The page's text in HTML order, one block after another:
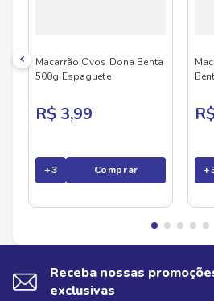
Macarrão Ovos Dona Benta
500g Espaguete
R$ 3,99
+3 Comprar +
Receba nossas
exclusivas